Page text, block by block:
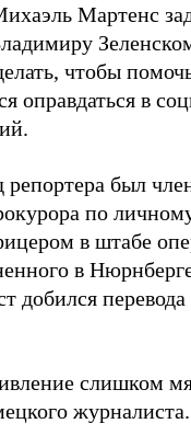
Мартенс
чтобы
оправдаться в
репортера был
по
в штабе
в
добился
слишком